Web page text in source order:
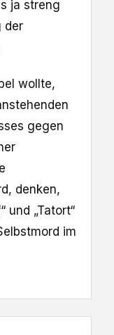
ja streng
der
wollte,
gegen
denken,
und „Tatort“
im